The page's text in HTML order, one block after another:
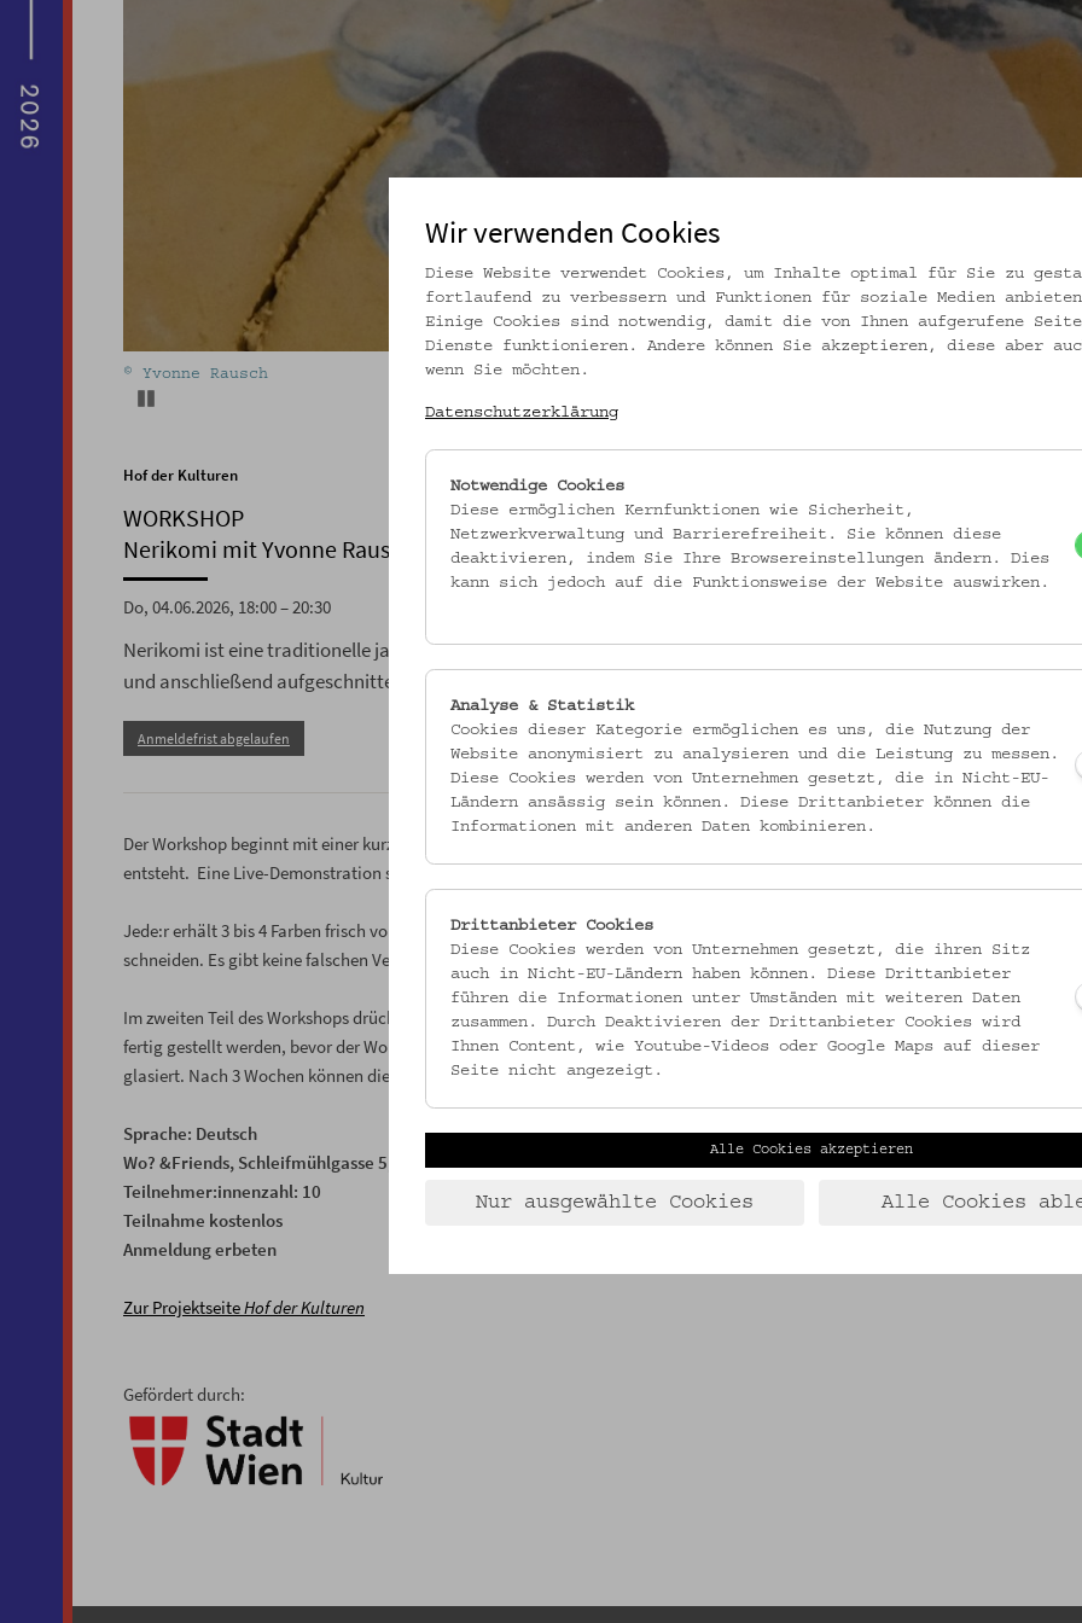
© Yvonne Rausch
Hof der Kulturen
WORKSHOP
Nerikomi mit Yvonne Rausch
Do, 04.06.2026, 18:00 – 20:30
Nerikomi ist eine traditionelle japanische Technik, bei der farbig geschichtete Tonlagen aufeinander aufgebaut,
und anschließend aufgeschnitten werden, um verborgene Muster freizulegen.
Anmeldefrist abgelaufen
Der Workshop beginnt mit einer kurzen Einführung: Woher Nerikomi stammt, wie sich Farben im Ton verteilen und wie der Prozess
entsteht. Eine Live-Demonstration stimmt auf das praktische Arbeiten ein, bevor alle selbst Hand anlegen.
Jede:r erhält 3 bis 4 Farben frisch vorbereiteten Tons und ist eingeladen, frei zu experimentieren – zu schichten, falten, verdichten
schneiden. Es gibt keine falschen Versuche: Die entstehenden Muster sind einzigartig und ganz individuell.
Im zweiten Teil des Workshops drücken die Teilnehmer:innen ihren gemusterten Ton in zwei kleine Platten, die gemeinsam
fertig gestellt werden, bevor der Workshop endet. Alle Stücke werden anschließend im Studio bisquitgebrannt, fertig bearbeitet
glasiert. Nach 3 Wochen können die Werke persönlich im Studio von Yvonne Rausch im 4. Bezirk abgeholt werden.
Sprache: Deutsch
Wo? &Friends, Schleifmühlgasse 5, 1040 Wien
Teilnehmer:innenzahl: 10
Teilnahme kostenlos
Anmeldung erbeten
Zur ProjektseiteHof der Kulturen
Gefördert durch:
Wir verwenden Cookies
Diese Website verwendet Cookies, um Inhalte optimal für Sie zu
fortlaufend zu verbessern und Funktionen für soziale Medien anbieten
Einige Cookies sind notwendig, damit die von Ihnen aufgerufene
Dienste funktionieren. Andere können Sie akzeptieren, diese aber
wenn Sie möchten.
Datenschutzerklärung
Notwendige Cookies
Diese ermöglichen Kernfunktionen wie Sicherheit,
Netzwerkverwaltung und Barrierefreiheit. Sie können diese
deaktivieren, indem Sie Ihre Browsereinstellungen ändern. Dies
kann sich jedoch auf die Funktionsweise der Website auswirken.
Analyse & Statistik
Cookies dieser Kategorie ermöglichen es uns, die Nutzung der
Website anonymisiert zu analysieren und die Leistung zu messen.
Diese Cookies werden von Unternehmen gesetzt, die in Nicht-EU-
Ländern ansässig sein können. Diese Drittanbieter können die
Informationen mit anderen Daten kombinieren.
Drittanbieter Cookies
Diese Cookies werden von Unternehmen gesetzt, die ihren Sitz
auch in Nicht-EU-Ländern haben können. Diese Drittanbieter
führen die Informationen unter Umständen mit weiteren Daten
zusammen. Durch Deaktivieren der Drittanbieter Cookies wird
Ihnen Content, wie Youtube-Videos oder Google Maps auf dieser
Seite nicht angezeigt.
Alle Cookies akzeptieren
Nur ausgewählte Cookies Alle Cookies